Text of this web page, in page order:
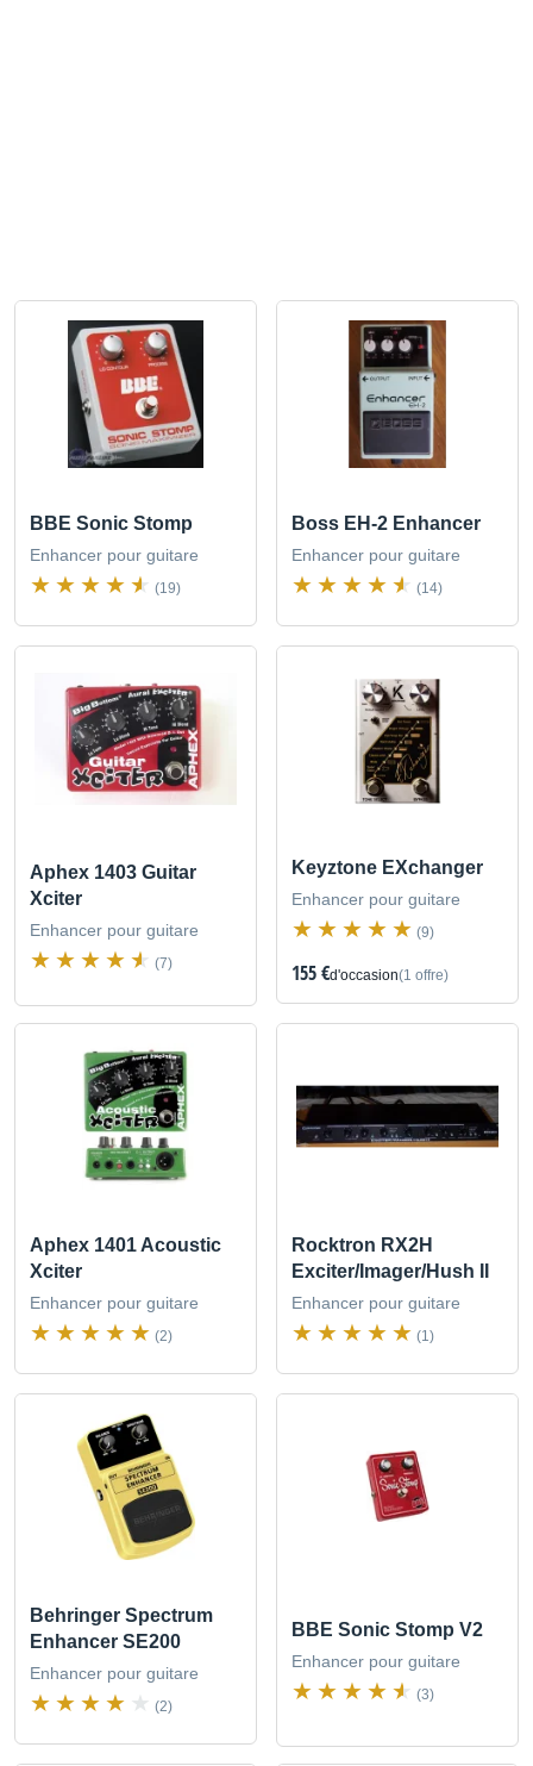
BBE Sonic Stomp
Enhancer pour guitare
(19)
Boss EH-2 Enhancer
Enhancer pour guitare
(14)
Aphex 1403 Guitar
Xciter
Enhancer pour guitare
(7)
Keyztone EXchanger
Enhancer pour guitare
(9)
155 €d'occasion(1 offre)
Aphex 1401 Acoustic
Xciter
Enhancer pour guitare
(2)
Rocktron RX2H
Exciter/Imager/Hush II
Enhancer pour guitare
(1)
Behringer Spectrum
Enhancer SE200
Enhancer pour guitare
(2)
BBE Sonic Stomp V2
Enhancer pour guitare
(3)